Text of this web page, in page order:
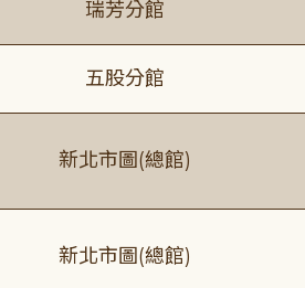
瑞芳分館
五股分館
新北市圖(總館)
新北市圖(總館)